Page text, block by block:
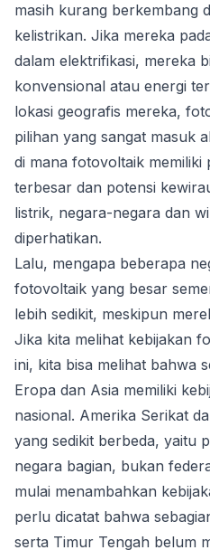
masih kurang berkembang
kelistrikan. Jika mereka
dalam elektrifikasi, mereka
konvensional atau energi
lokasi geografis mereka,
pilihan yang sangat masuk
di mana fotovoltaik
terbesar dan potensi
listrik, negara-negara dan
diperhatikan.
Lalu, mengapa beberapa
fotovoltaik yang besar
lebih sedikit, meskipun
Jika kita melihat kebijakan
ini, kita bisa melihat bahwa
Eropa dan Asia memiliki
nasional. Amerika Serikat
yang sedikit berbeda, yaitu
negara bagian, bukan
mulai menambahkan
perlu dicatat bahwa
serta Timur Tengah belum